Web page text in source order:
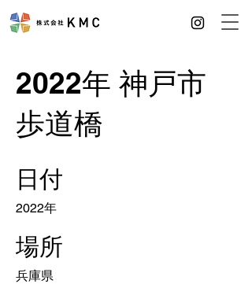
2022年 神戸市
歩道橋
日付
2022年
場所
兵庫県